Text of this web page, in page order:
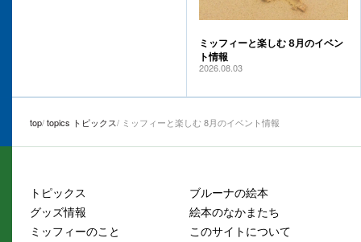
ミッフィーと楽しむ 8月のイベン
ト情報
2026.08.03
top topics トピックス ミッフィーと楽しむ 8月のイベント情報
トピックス
グッズ情報
ミッフィーのこと
ブルーナの絵本
絵本のなかまたち
このサイトについて